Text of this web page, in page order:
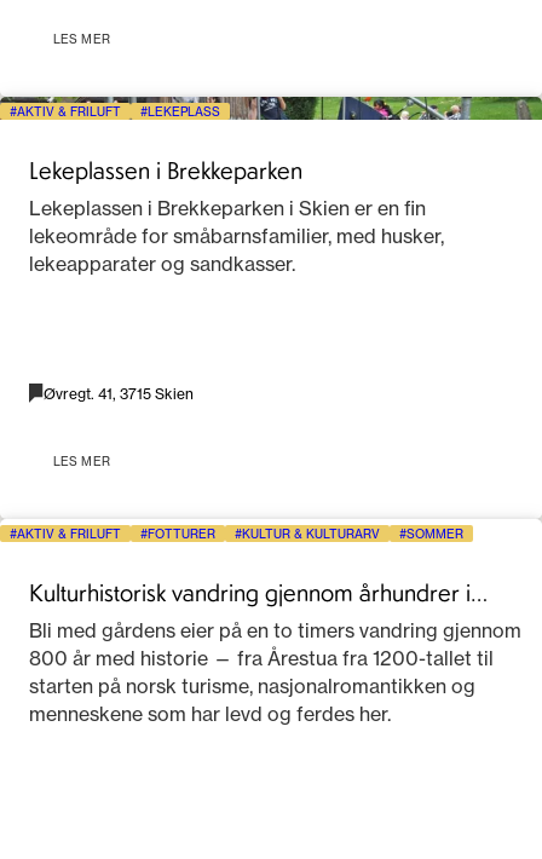
LES MER
AKTIV & FRILUFT LEKEPLASS
Lekeplassen i Brekkeparken
Lekeplassen i Brekkeparken i Skien er en fin
lekeområde for småbarnsfamilier, med husker,
lekeapparater og sandkasser.
Øvregt. 41, 3715 Skien
LES MER
AKTIV & FRILUFT FOTTURER KULTUR & KULTURARV SOMMER
Kulturhistorisk vandring gjennom århundrer i
Telemark
Bli med gårdens eier på en to timers vandring gjennom
800 år med historie — fra Årestua fra 1200-tallet til
starten på norsk turisme, nasjonalromantikken og
menneskene som har levd og ferdes her.